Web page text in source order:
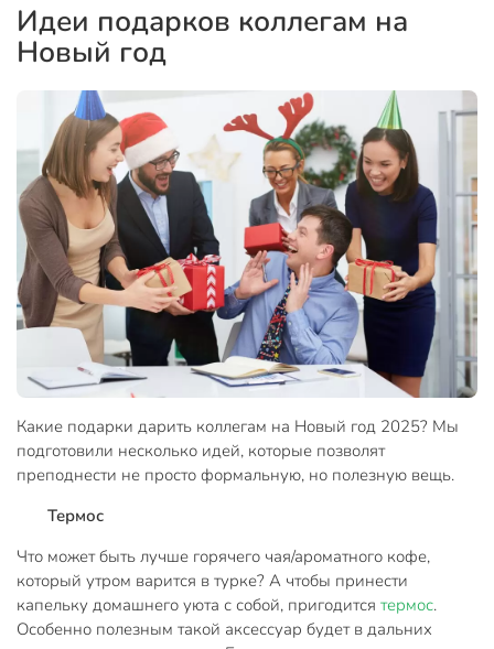
Идеи подарков коллегам на
Новый год
Какие подарки дарить коллегам на Новый год 2025? Мы
подготовили несколько идей, которые позволят
преподнести не просто формальную, но полезную вещь.
Термос
Что может быть лучше горячего чая/ароматного кофе,
который утром варится в турке? А чтобы принести
капельку домашнего уюта с собой, пригодится термос.
Особенно полезным такой аксессуар будет в дальних